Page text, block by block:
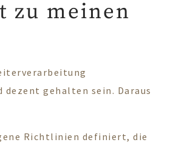
zu meinen
gehalten sein. Daraus
Richtlinien definiert, die